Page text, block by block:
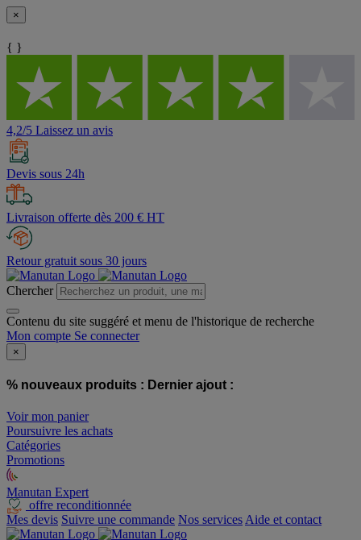
×
{ }
4,2/5 Laissez un avis
Devis sous 24h
Livraison offerte dès 200 € HT
Retour gratuit sous 30 jours
Chercher
Contenu du site suggéré et menu de l'historique de recherche
Mon compte Se connecter
×
% nouveaux produits : Dernier ajout :
Voir mon panier
Poursuivre les achats
Catégories
Promotions
Manutan Expert
offre reconditionnée
Mes devis Suivre une commande Nos services Aide et contact